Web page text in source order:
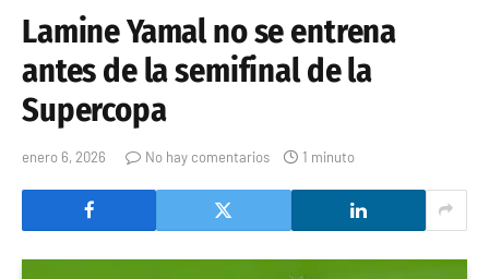
Lamine Yamal no se entrena
antes de la semifinal de la
Supercopa
enero 6, 2026 No hay comentarios 1 minuto